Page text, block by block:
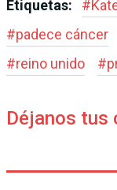
Etiquetas: #
#padece cáncer
#reino unido #
Déjanos tus